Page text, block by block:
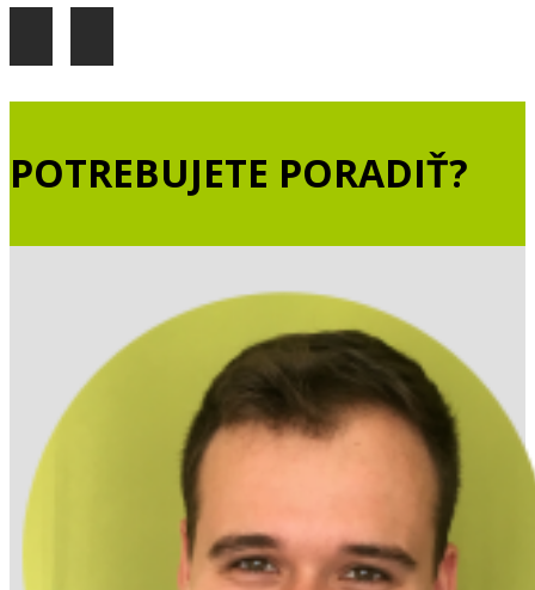
POTREBUJETE PORADIŤ?